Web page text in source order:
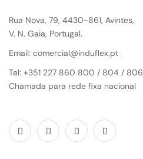
Rua Nova, 79, 4430-861, Avintes,
V. N. Gaia, Portugal.
Email: comercial@induflex.pt
Tel: +351 227 860 800 / 804 / 806
Chamada para rede fixa nacional